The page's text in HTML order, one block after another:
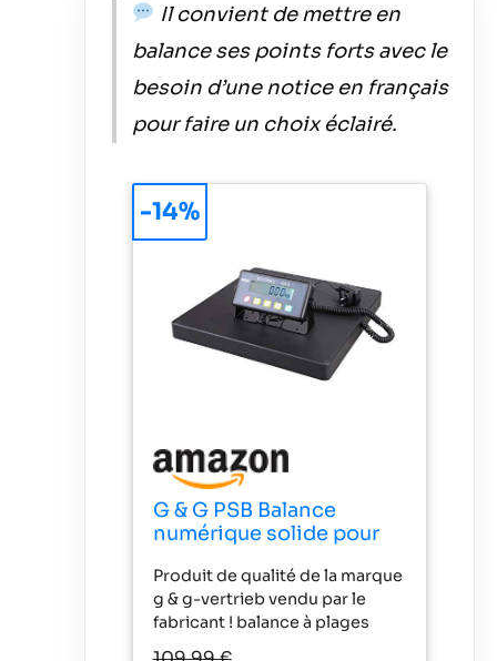
Il convient de mettre en
balance ses points forts avec le
besoin d’une notice en français
pour faire un choix éclairé.
G & G PSB Balance
numérique solide pour
d'aluminium, surface de
pesage 40 × 40 cm,
fonctionnement sur
piles possible (300 kg x
Produit de qualité de la marque
g & g-vertrieb vendu par le
fabricant ! balance à plages
multiples d'excellente qualité :
-14%